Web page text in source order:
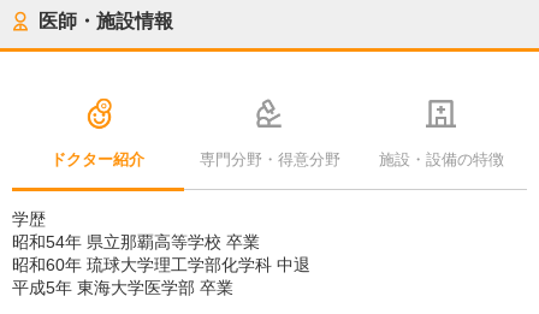
医師・施設情報
ドクター紹介 専門分野・得意分野 施設・設備の特徴
学歴
昭和54年 県立那覇高等学校 卒業
昭和60年 琉球大学理工学部化学科 中退
平成5年 東海大学医学部 卒業